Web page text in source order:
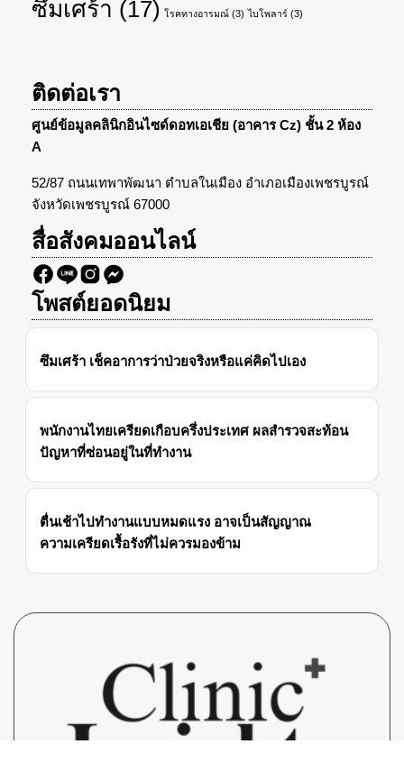
ซึมเศร้า (17) โรคทางอารมณ์ (3) ไบโพลาร์ (3)
ติดต่อเรา
ศูนย์ข้อมูลคลินิกอินไซด์ดอทเอเชีย (อาคาร Cz) ชั้น 2 ห้อง
A
52/87 ถนนเทพาพัฒนา ตำบลในเมือง อำเภอเมืองเพชรบูรณ์
จังหวัดเพชรบูรณ์ 67000
สื่อสังคมออนไลน์
โพสต์ยอดนิยม
ซึมเศร้า เช็คอาการว่าป่วยจริงหรือแค่คิดไปเอง
พนักงานไทยเครียดเกือบครึ่งประเทศ ผลสำรวจสะท้อน
ปัญหาที่ซ่อนอยู่ในที่ทำงาน
ตื่นเช้าไปทำงานแบบหมดแรง อาจเป็นสัญญาณ
ความเครียดเรื้อรังที่ไม่ควรมองข้าม